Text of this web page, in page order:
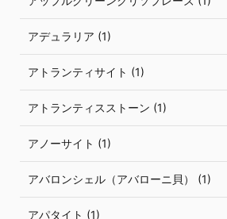
アデュラリア (1)
アトランティサイト (1)
アトランティスストーン (1)
アノーサイト (1)
アバロンシェル（アバローニ貝） (1)
アパタイト (1)